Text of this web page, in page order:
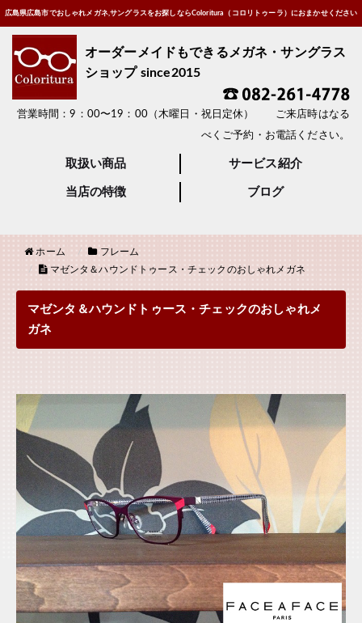
広島県広島市でおしゃれメガネ,サングラスをお探しならColoritura（コロリトゥーラ）におまかせください
オーダーメイドもできるメガネ・サングラス
ショップ since2015
営業時間：9：00〜19：00（木曜日・祝日定休） ご来店時はなる
べくご予約・お電話ください。
取扱い商品 サービス紹介
当店の特徴 ブログ
ホーム
フレーム
マゼンタ＆ハウンドトゥース・チェックのおしゃれメガネ
マゼンタ＆ハウンドトゥース・チェックのおしゃれメ
ガネ